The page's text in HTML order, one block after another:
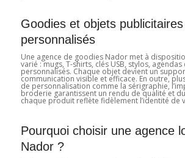
Goodies et objets publicitaires
personnalisés
Une agence de goodies Nador met à
varié : mugs, T-shirts, clés USB, stylos,
personnalisés. Chaque objet devient un
communication visible et efficace. En outre,
de personnalisation comme la sérigraphie,
broderie garantissent un rendu de qualité et
chaque produit reflète fidèlement l’identité de
Pourquoi choisir une agence
Nador ?